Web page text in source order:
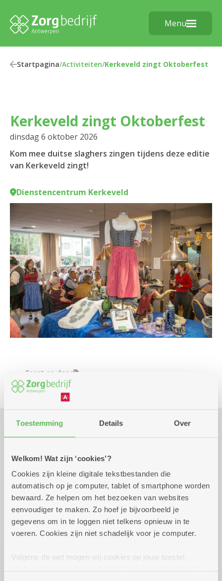
Toestemming Details Over
Welkom! Wat zijn ‘cookies’?
Cookies zijn kleine digitale tekstbestanden die
automatisch op je computer, tablet of smartphone worden
bewaard. Ze helpen om het bezoeken van websites
eenvoudiger te maken. Zo hoef je bijvoorbeeld je
gegevens om in te loggen niet telkens opnieuw in te
voeren. Cookies zijn niet schadelijk voor je computer.
Volgens de wet mogen wij cookies op jouw toestel
Menu
Startpagina/Activiteiten/Kerkeveld zingt Oktoberfest
Kerkeveld zingt Oktoberfest
dinsdag 6 oktober 2026
Kom mee duitse slaghers zingen tijdens deze editie
van Kerkeveld zingt!
Dienstencentrum Kerkeveld
Feest en dans
Praktisch
dinsdag 6 oktober 2026 15.30 uur tot 16.30 uur
gratis
Reserveer vervoer
Facebook event